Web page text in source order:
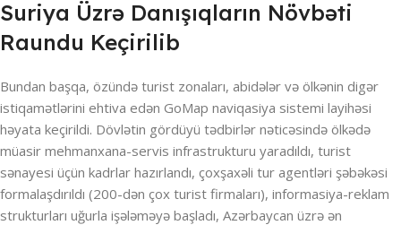
Suriya Üzrə Danışıqların Növbəti
Raundu Keçirilib
Bundan başqa, özündə turist zonaları, abidələr və ölkənin digər
istiqamətlərini ehtiva edən GoMap naviqasiya sistemi layihəsi
həyata keçirildi. Dövlətin gördüyü tədbirlər nəticəsində ölkədə
müasir mehmanxana-servis infrastrukturu yaradıldı, turist
sənayesi üçün kadrlar hazırlandı, çoxşaxəli tur agentləri şəbəkəsi
formalaşdırıldı (200-dən çox turist firmaları), informasiya-reklam
strukturları uğurla işələməyə başladı, Azərbaycan üzrə ən